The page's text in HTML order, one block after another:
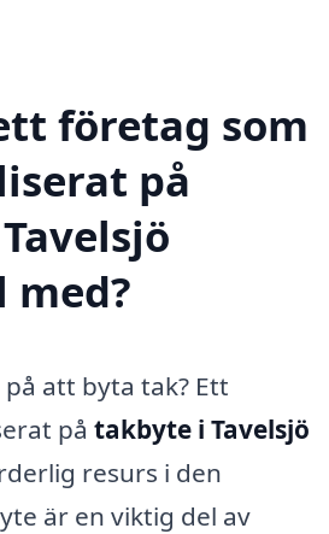
företag som
på
att byta tak? Ett
på takbyte i Tavelsjö
resurs i den
är en viktig del av